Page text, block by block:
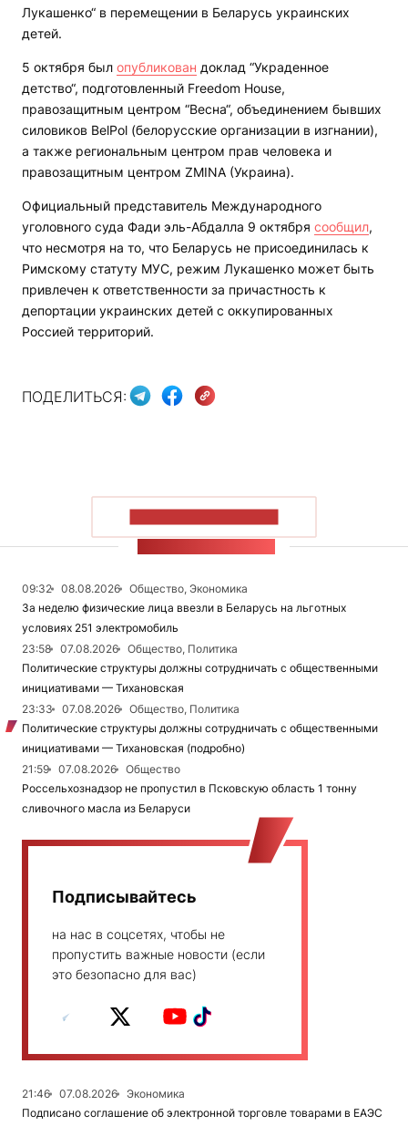
Лукашенко“ в перемещении в Беларусь украинских
детей.
5 октября был опубликован доклад “Украденное
детство“, подготовленный Freedom House,
правозащитным центром “Весна“, объединением бывших
силовиков BelPol (белорусские организации в изгнании),
а также региональным центром прав человека и
правозащитным центром ZMINA (Украина).
Официальный представитель Международного
уголовного суда Фади эль-Абдалла 9 октября сообщил,
что несмотря на то, что Беларусь не присоединилась к
Римскому статуту МУС, режим Лукашенко может быть
привлечен к ответственности за причастность к
депортации украинских детей с оккупированных
Россией территорий.
ПОДЕЛИТЬСЯ:
09:32 08.08.2026
Общество, Экономика
За неделю физические лица ввезли в Беларусь на льготных
условиях 251 электромобиль
23:58
07.08.2026
Общество, Политика
Политические структуры должны сотрудничать с общественными
инициативами — Тихановская
23:33
07.08.2026
Общество, Политика
Политические структуры должны сотрудничать с общественными
инициативами — Тихановская (подробно)
21:59
07.08.2026
Общество
Россельхознадзор не пропустил в Псковскую область 1 тонну
сливочного масла из Беларуси
Подписывайтесь
на нас в соцсетях, чтобы не
пропустить важные новости (если
это безопасно для вас)
21:46 07.08.2026
Экономика
Подписано соглашение об электронной торговле товарами в ЕАЭС